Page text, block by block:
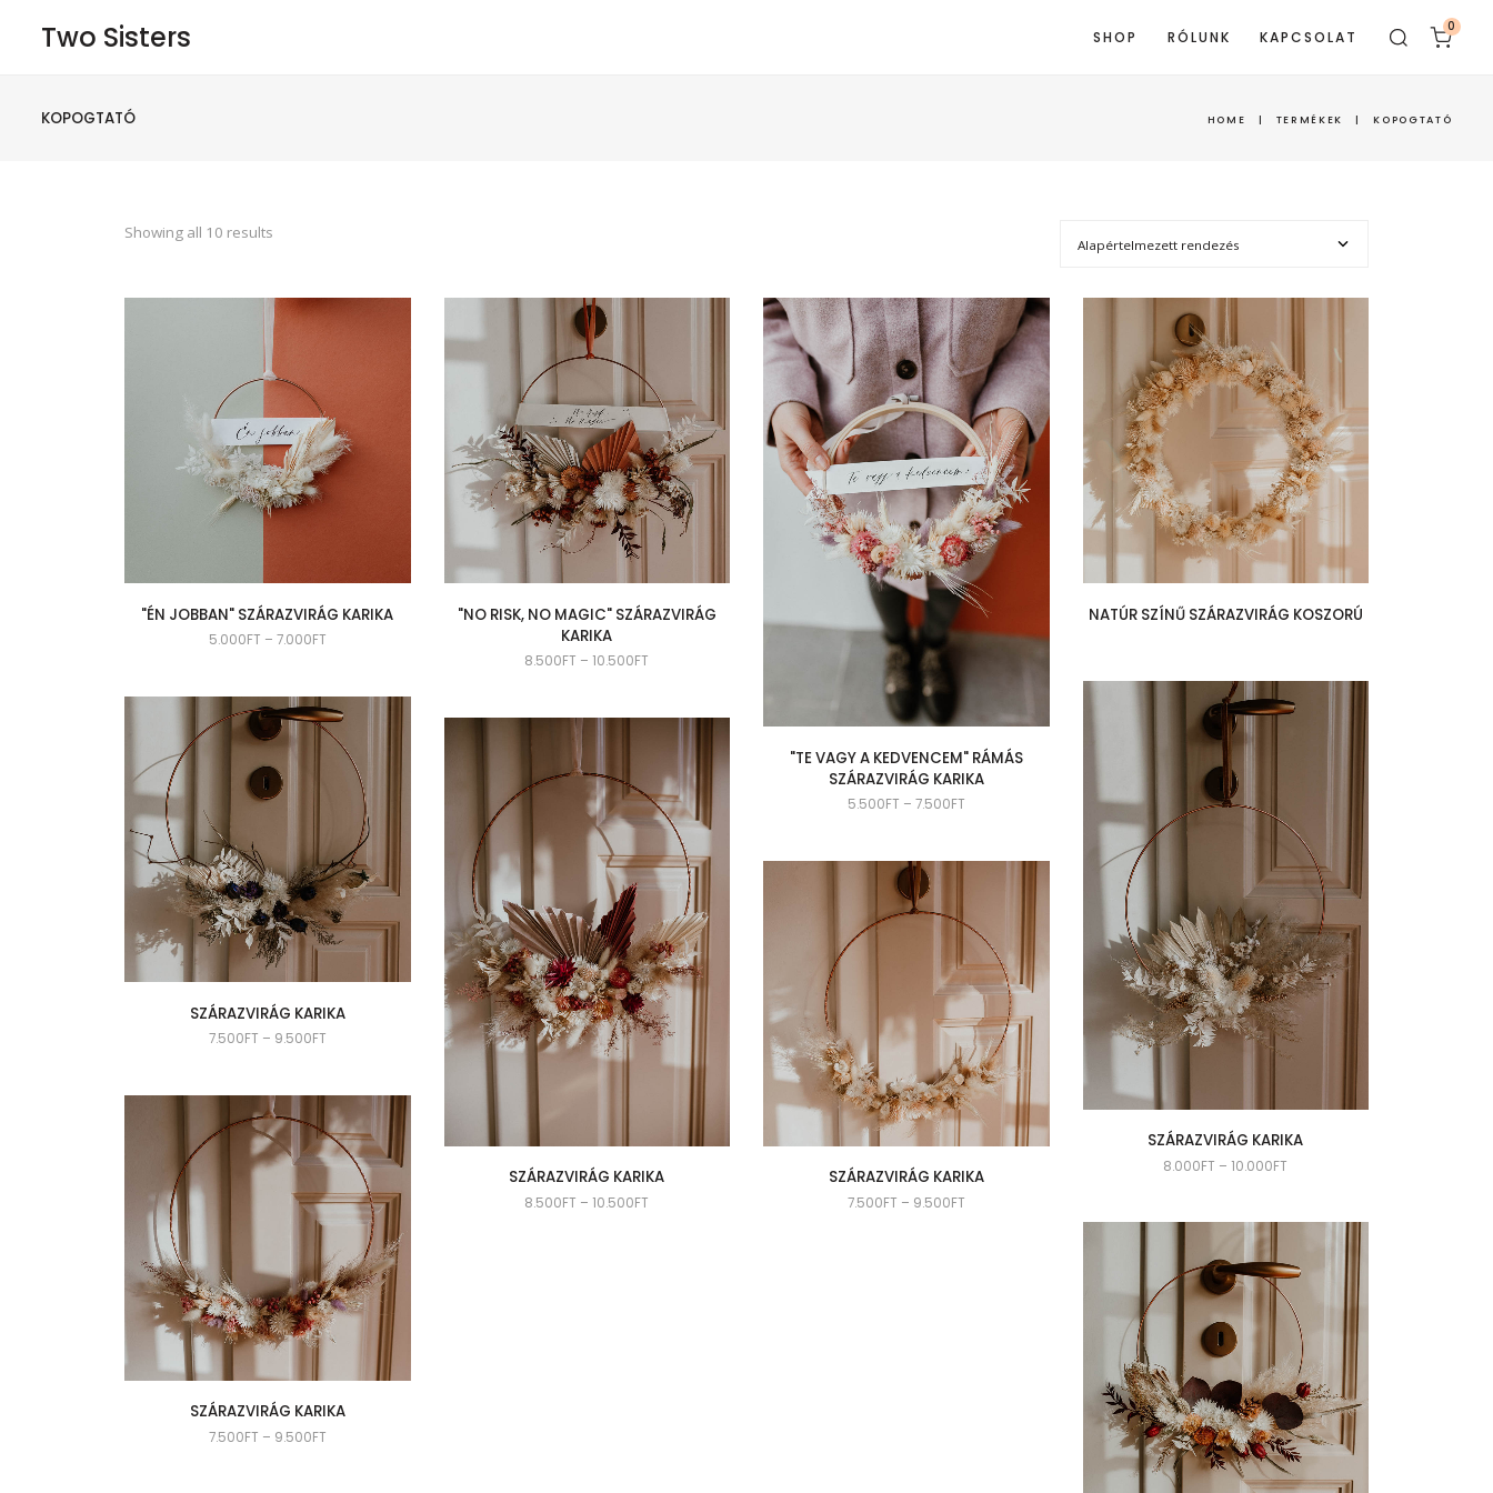
Two Sisters SHOP RÓLUNK KAPCSOLAT
0
KOPOGTATÓ HOME | TERMÉKEK | KOPOGTATÓ
Showing all 10 results
"ÉN JOBBAN" SZÁRAZVIRÁG KARIKA
5.000FT – 7.000FT
"NO RISK, NO MAGIC" SZÁRAZVIRÁG
KARIKA
8.500FT –10.500FT
"TE VAGY A KEDVENCEM" RÁMÁS
SZÁRAZVIRÁG KARIKA
5.500FT – 7.500FT
NATÚR SZÍNŰ SZÁRAZVIRÁG KOSZORÚ
SZÁRAZVIRÁG KARIKA
8.000FT –10.000FT
SZÁRAZVIRÁG KARIKA
7.500FT – 9.500FT
SZÁRAZVIRÁG KARIKA
8.500FT –10.500FT
SZÁRAZVIRÁG KARIKA
7.500FT – 9.500FT
SZÁRAZVIRÁG KARIKA
7.500FT – 9.500FT